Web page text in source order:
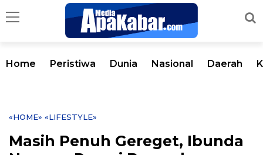
Home Peristiwa Dunia Nasional Daerah
«HOME» «LIFESTYLE»
Masih Penuh Gereget, Ibunda